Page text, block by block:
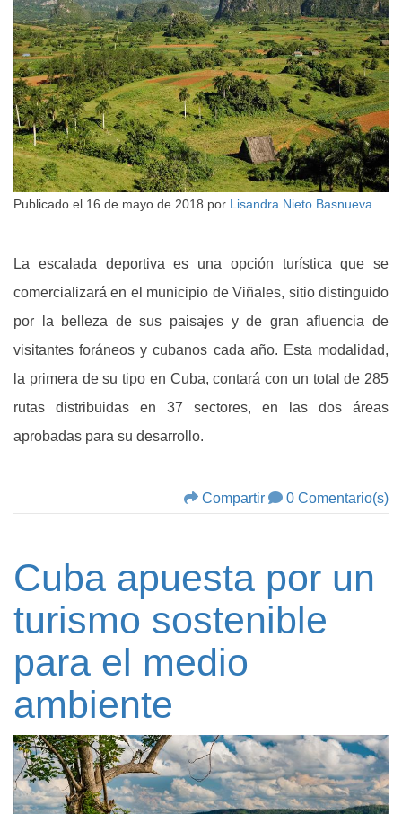
Publicado el 16 de mayo de 2018 por Lisandra Nieto Basnueva
La escalada deportiva es una opción turística que se
comercializará en el municipio de Viñales, sitio distinguido
por la belleza de sus paisajes y de gran afluencia de
visitantes foráneos y cubanos cada año. Esta modalidad,
la primera de su tipo en Cuba, contará con un total de 285
rutas distribuidas en 37 sectores, en las dos áreas
aprobadas para su desarrollo.
Compartir 0 Comentario(s)
Cuba apuesta por un
turismo sostenible
para el medio
ambiente